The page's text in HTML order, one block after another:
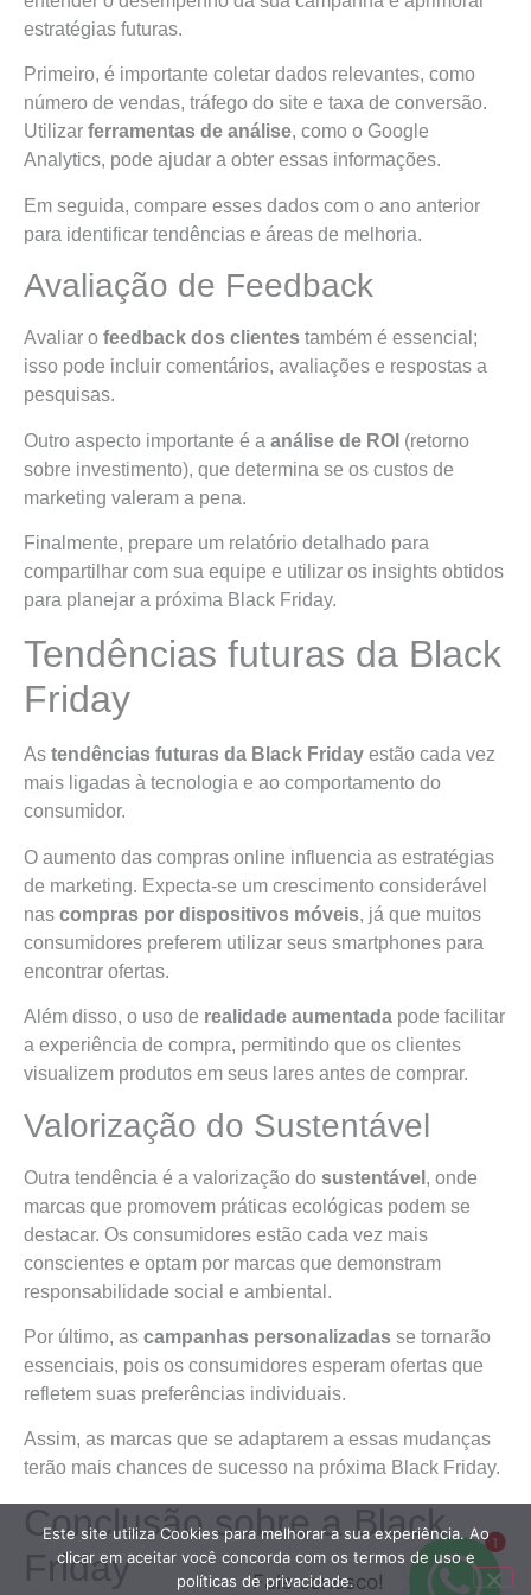
estratégias futuras.
Primeiro, é importante coletar dados relevantes, como
número de vendas, tráfego do site e taxa de conversão.
Utilizar ferramentas de análise, como o Google
Analytics, pode ajudar a obter essas informações.
Em seguida, compare esses dados com o ano anterior
para identificar tendências e áreas de melhoria.
Avaliação de Feedback
Avaliar o feedback dos clientes também é essencial;
isso pode incluir comentários, avaliações e respostas a
pesquisas.
Outro aspecto importante é a análise de ROI (retorno
sobre investimento), que determina se os custos de
marketing valeram a pena.
Finalmente, prepare um relatório detalhado para
compartilhar com sua equipe e utilizar os insights obtidos
para planejar a próxima Black Friday.
Tendências futuras da Black
Friday
As tendências futuras da Black Friday estão cada vez
mais ligadas à tecnologia e ao comportamento do
consumidor.
O aumento das compras online influencia as estratégias
de marketing. Expecta-se um crescimento considerável
nas compras por dispositivos móveis, já que muitos
consumidores preferem utilizar seus smartphones para
encontrar ofertas.
Além disso, o uso de realidade aumentada pode facilitar
a experiência de compra, permitindo que os clientes
visualizem produtos em seus lares antes de comprar.
Valorização do Sustentável
Outra tendência é a valorização do sustentável , onde
marcas que promovem práticas ecológicas podem se
destacar. Os consumidores estão cada vez mais
conscientes e optam por marcas que demonstram
responsabilidade social e ambiental.
Por último, as campanhas personalizadas se tornarão
essenciais, pois os consumidores esperam ofertas que
refletem suas preferências individuais.
Assim, as marcas que se adaptarem a essas mudanças
terão mais chances de sucesso na próxima Black Friday.
Conclusão sobre a Black
Friday
Este site utiliza Cookies para melhorar a sua experiência. Ao
clicar em aceitar você concorda com os termos de uso e
políticas de privacidade.
1
Fale conosco!